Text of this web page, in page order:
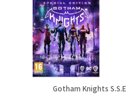
Gotham Knights S.S.E